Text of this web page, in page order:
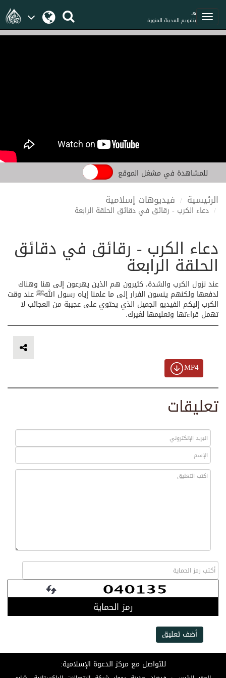
هـ
بتقويم المدينة المنورة
للمشاهدة في مشغل الموقع
الرئيسية فيديوهات إسلامية
دعاء الكرب - رقائق في دقائق الحلقة الرابعة
دعاء الكرب - رقائق في دقائق
الحلقة الرابعة
عند نزول الكرب والشدة، كثيرون هم الذين يهرعون إلى هنا وهناك
لدفعها ولكنهم ينسون الفرار إلى ما علمنا إياه رسول اللهﷺ عند وقت
الكرب إليكم الفيديو الجميل الذي يحتوي على عجيبة من العجائب لا
تهمل قراءتها وتعليمها لغيرك.
MP4
تعليقات
رمز الحماية
أضف تعليق
للتواصل مع مركز الدعوة الإسلامية: